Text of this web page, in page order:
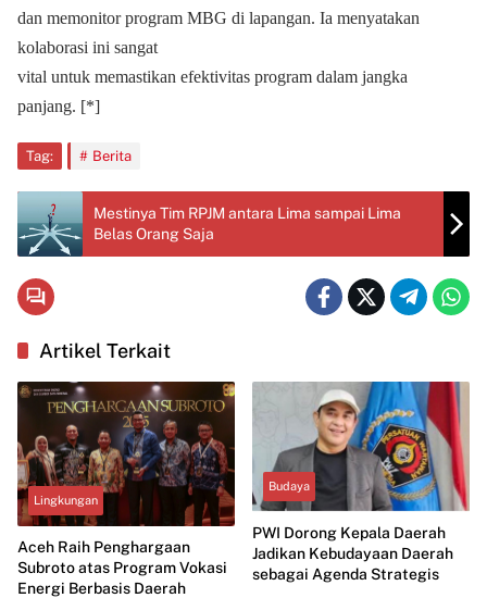
dan memonitor program MBG di lapangan. Ia menyatakan
kolaborasi ini sangat
vital untuk memastikan efektivitas program dalam jangka
panjang. [*]
Tag: Berita
Mestinya Tim RPJM antara Lima sampai Lima
Belas Orang Saja
Artikel Terkait
Lingkungan
Aceh Raih Penghargaan
Subroto atas Program Vokasi
Energi Berbasis Daerah
Budaya
PWI Dorong Kepala Daerah
Jadikan Kebudayaan Daerah
sebagai Agenda Strategis